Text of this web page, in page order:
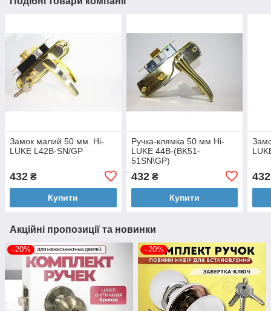
Замок малий 50 мм. Hi-
LUKE L42B-SN/GP
432 ₴
Купити
Ручка-клямка 50 мм Hi-
LUKE 44B-(BK51-
51SN\GP)
432₴
Купити
432
Акційні пропозиції та новинки
–20% –20%